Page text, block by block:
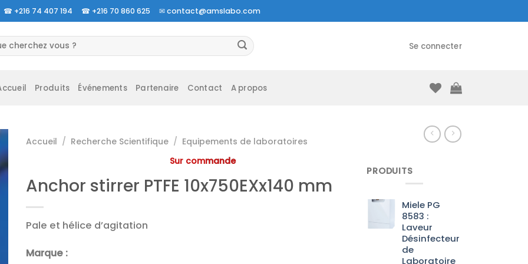
☎ +216 74 407 194 ☎ +216 70 860 625 ✉contact@amslabo.com
Se connecter
Produits Événements Partenaire Contact A propos
Accueil / Recherche Scientifique / Equipements de laboratoires
Sur commande
Anchor stirrer PTFE 10x750EXx140 mm
Pale et hélice d’agitation
Marque :
PRODUITS
Miele PG
8583 :
Laveur
Désinfecteur
de
Laboratoire